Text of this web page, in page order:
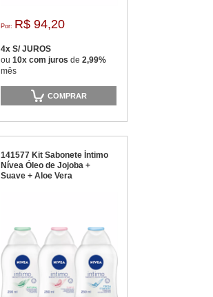
Por: R$ 94,20
4x S/ JUROS
ou 10x com juros de 2,99%
mês
COMPRAR
141577 Kit Sabonete Íntimo
Nívea Óleo de Jojoba +
Suave + Aloe Vera